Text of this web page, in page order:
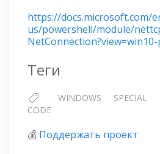
https://docs.microsoft.com/
us/powershell/module/
NetConnection?view=win10-
Теги
WINDOWS SPECIAL
CODE
💰 Поддержать проект